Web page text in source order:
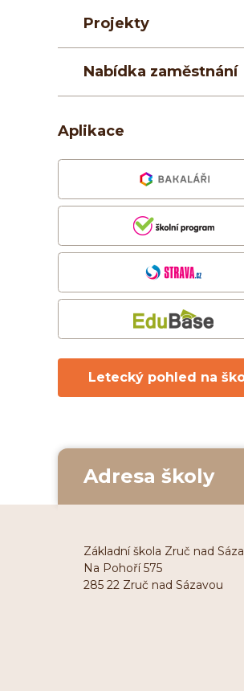
Projekty
Nabídka zaměstnání
Aplikace
Letecký pohled na
Adresa školy
Základní škola Zruč nad
Na Pohoří 575
285 22 Zruč nad Sázavou